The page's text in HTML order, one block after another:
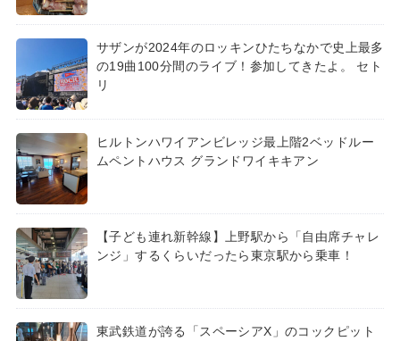
サザンが2024年のロッキンひたちなかで史上最多
の19曲100分間のライブ！参加してきたよ。 セト
リ
ヒルトンハワイアンビレッジ最上階2ベッドルー
ムペントハウス グランドワイキキアン
【子ども連れ新幹線】上野駅から「自由席チャレ
ンジ」するくらいだったら東京駅から乗車！
東武鉄道が誇る「スペーシアX」のコックピット